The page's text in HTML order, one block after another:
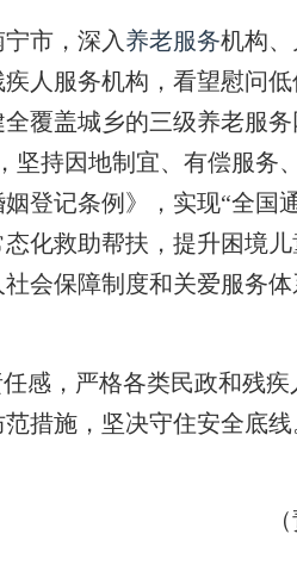
市，深入 养老服务机构
人服务机构，看望慰问
覆盖城乡的三级养老服
坚持因地制宜、有偿服务
登记条例》，实现“全国
化救助帮扶，提升困境儿
会保障制度和关爱服务
，严格各类民政和残疾
措施，坚决守住安全底线